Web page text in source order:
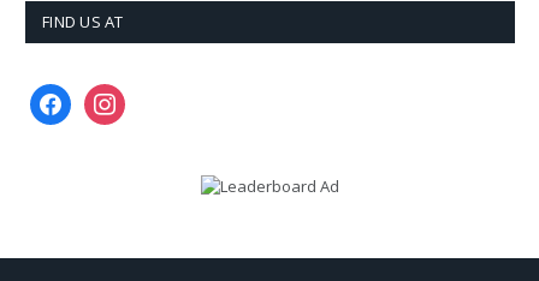
FIND US AT
facebookinstagram